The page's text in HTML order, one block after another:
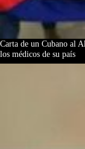
Carta de un Cubano al
los médicos de su país